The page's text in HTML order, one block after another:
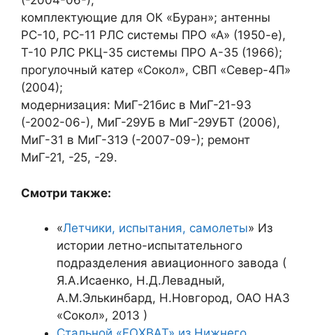
комплектующие для ОК «Буран»; антенны
РС-10, РС-11 РЛС системы ПРО «А» (1950-е),
Т-10 РЛС РКЦ-35 системы ПРО А-35 (1966);
прогулочный катер «Сокол», СВП «Север-4П»
(2004);
модернизация: МиГ-21бис в МиГ-21-93
(-2002-06-), МиГ-29УБ в МиГ-29УБТ (2006),
МиГ-31 в МиГ-31Э (-2007-09-); ремонт
МиГ-21, -25, -29.
Смотри также:
«Летчики, испытания, самолеты» Из
истории летно-испытательного
подразделения авиационного завода (
Я.А.Исаенко, Н.Д.Левадный,
А.М.Элькинбард, Н.Новгород, ОАО НАЗ
«Сокол», 2013 )